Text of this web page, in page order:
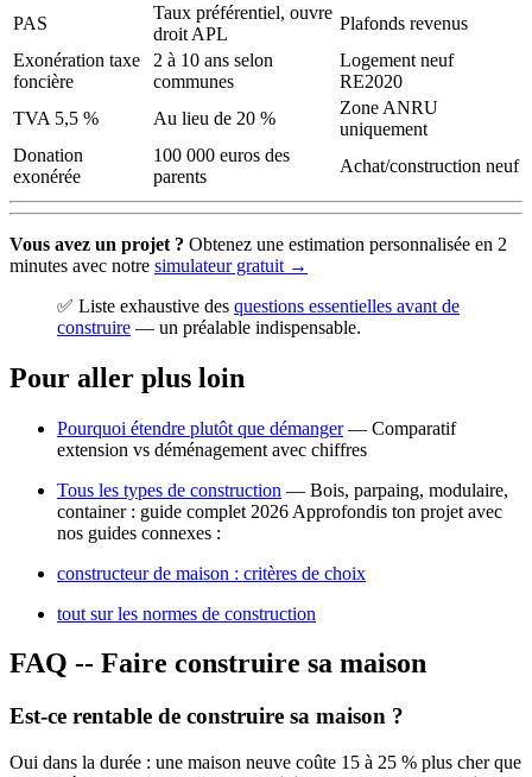
PAS
Taux préférentiel, ouvre
droit APL
Plafonds revenus
Exonération taxe
foncière
2 à 10 ans selon
communes
Logement neuf
RE2020
TVA 5,5 %
Au lieu de 20 %
Zone ANRU
uniquement
Donation
exonérée
100 000 euros des
parents
Achat/construction neuf
Vous avez un projet ? Obtenez une estimation personnalisée en 2
minutes avec notre simulateur gratuit →
✅ Liste exhaustive des questions essentielles avant de
construire — un préalable indispensable.
Pour aller plus loin
Pourquoi étendre plutôt que démanger— Comparatif
extension vs déménagement avec chiffres
Tous les types de construction — Bois, parpaing, modulaire,
container : guide complet 2026 Approfondis ton projet avec
nos guides connexes :
constructeur de maison : critères de choix
tout sur les normes de construction
FAQ -- Faire construire sa maison
Est-ce rentable de construire sa maison ?
Oui dans la durée : une maison neuve coûte 15 à 25 % plus cher que